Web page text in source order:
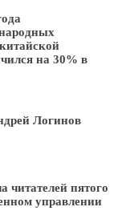
на 30% в
Логинов
читателей пятого
управлении